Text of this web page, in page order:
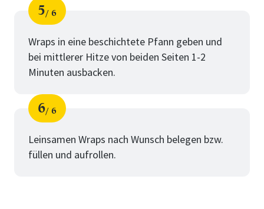
Schritt
5
von
6
Wraps in eine beschichtete Pfann geben und
bei mittlerer Hitze von beiden Seiten 1-2
Minuten ausbacken.
Schritt
6
von
6
Leinsamen Wraps nach Wunsch belegen bzw.
füllen und aufrollen.